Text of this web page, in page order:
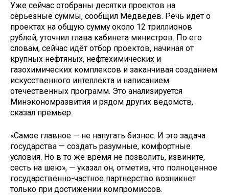
Уже сейчас отобраны десятки проектов на
серьезные суммы, сообщил Медведев. Речь идет о
проектах на общую сумму около 12 триллионов
рублей, уточнил глава кабинета министров. По его
словам, сейчас идёт отбор проектов, начиная от
крупных нефтяных, нефтехимических и
газохимических комплексов и заканчивая созданием
искусственного интеллекта и написанием
отечественных программ. Это анализируется
Минэкономразвития и рядом других ведомств,
сказал премьер.
«Самое главное — не напугать бизнес. И это задача
государства — создать разумные, комфортные
условия. Но в то же время не позволить, извините,
сесть на шею», — указал он, отметив, что полноценное
государственно-частное партнерство возникнет
только при достижении компромиссов.